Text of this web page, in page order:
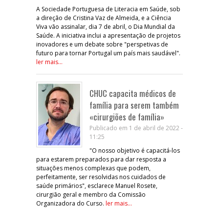
A Sociedade Portuguesa de Literacia em Saúde, sob
a direção de Cristina Vaz de Almeida, e a Ciência
Viva vão assinalar, dia 7 de abril, o Dia Mundial da
Saúde. A iniciativa inclui a apresentação de projetos
inovadores e um debate sobre "perspetivas de
futuro para tornar Portugal um país mais saudável".
ler mais...
CHUC capacita médicos de
família para serem também
«cirurgiões de família»
Publicado em 1 de abril de 2022 -
11:25
"O nosso objetivo é capacitá-los
para estarem preparados para dar resposta a
situações menos complexas que podem,
perfeitamente, ser resolvidas nos cuidados de
saúde primários", esclarece Manuel Rosete,
cirurgião geral e membro da Comissão
Organizadora do Curso. ler mais...